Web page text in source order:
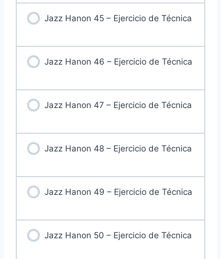
Jazz Hanon 45 – Ejercicio de Técnica
Jazz Hanon 46 – Ejercicio de Técnica
Jazz Hanon 47 – Ejercicio de Técnica
Jazz Hanon 48 – Ejercicio de Técnica
Jazz Hanon 49 – Ejercicio de Técnica
Jazz Hanon 50 – Ejercicio de Técnica